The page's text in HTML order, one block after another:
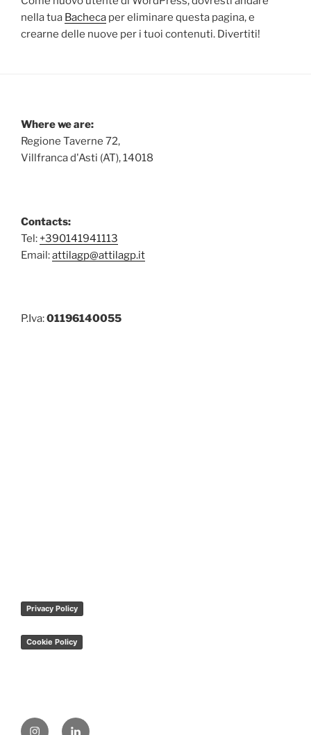
nella tua Bacheca per eliminare questa pagina, e
crearne delle nuove per i tuoi contenuti. Divertiti!
Where we are:
Regione Taverne 72,
Villfranca d'Asti (AT), 14018
Contacts:
Tel: +390141941113
Email:attilagp@attilagp.it
P.Iva:01196140055
Privacy Policy
Cookie Policy
InstagramLinkedin